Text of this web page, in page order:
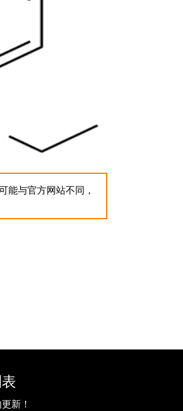
能与官方网站不同，
新！